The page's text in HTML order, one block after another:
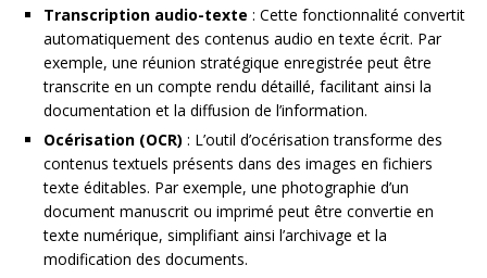
Transcription audio-texte : Cette fonctionnalité convertit
automatiquement des contenus audio en texte écrit. Par
exemple, une réunion stratégique enregistrée peut être
transcrite en un compte rendu détaillé, facilitant ainsi la
documentation et la diffusion de l’information.
Océrisation (OCR) : L’outil d’océrisation transforme des
contenus textuels présents dans des images en fichiers
texte éditables. Par exemple, une photographie d’un
document manuscrit ou imprimé peut être convertie en
texte numérique, simplifiant ainsi l’archivage et la
modification des documents.